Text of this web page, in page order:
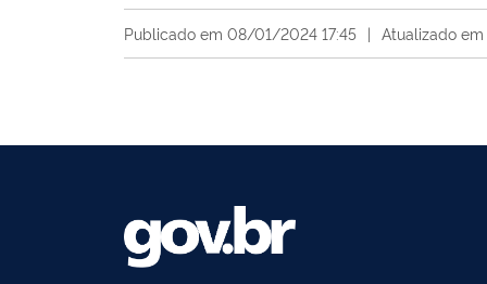
Publicado em 08/01/2024 17:45 | Atualizado